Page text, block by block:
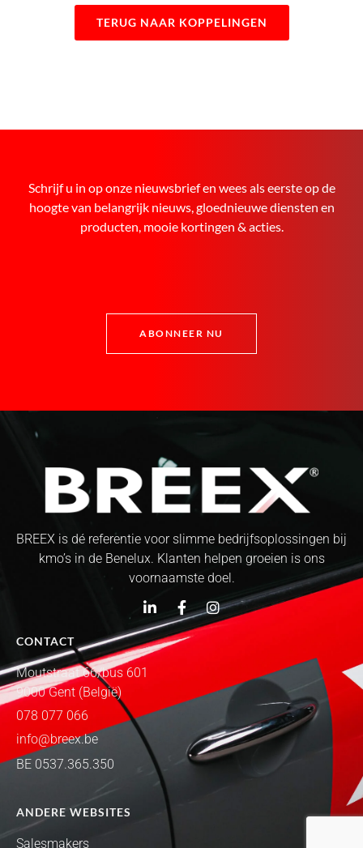
TERUG NAAR KOPPELINGEN
Schrijf u in op onze nieuwsbrief en wees als eerste op de
hoogte van belangrijk nieuws, gloednieuwe diensten en
producten, mooie kortingen & acties.
ABONNEER NU
BREEX is dé referentie voor slimme bedrijfsoplossingen bij
kmo’s in de Benelux. Klanten helpen groeien is ons
voornaamste doel.
CONTACT
Moutstraat 66/bus 601
9000 Gent (België)
078 077 066
info@breex.be
BE 0537.365.350
ANDERE WEBSITES
Salesmakers